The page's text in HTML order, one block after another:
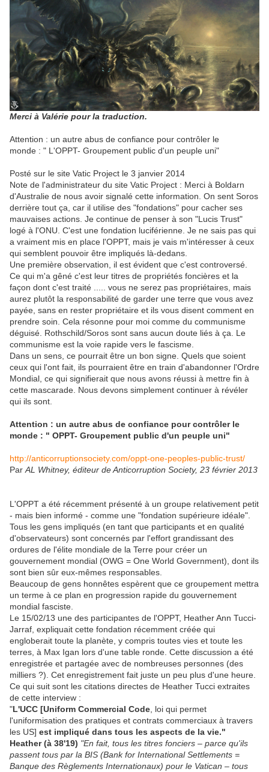
Merci à Valérie pour la traduction.
Attention : un autre abus de confiance pour contrôler le
monde : " L'OPPT- Groupement public d'un peuple uni"
Posté sur le site Vatic Project le 3 janvier 2014
Note de l'administrateur du site Vatic Project : Merci à Boldarn
d'Australie de nous avoir signalé cette information. On sent Soros
derrière tout ça, car il utilise des "fondations" pour cacher ses
mauvaises actions. Je continue de penser à son "Lucis Trust"
logé à l'ONU. C'est une fondation luciférienne. Je ne sais pas qui
a vraiment mis en place l'OPPT, mais je vais m'intéresser à ceux
qui semblent pouvoir être impliqués là-dedans.
Une première observation, il est évident que c'est controversé.
Ce qui m'a gêné c'est leur titres de propriétés foncières et la
façon dont c'est traité ..... vous ne serez pas propriétaires, mais
aurez plutôt la responsabilité de garder une terre que vous avez
payée, sans en rester propriétaire et ils vous disent comment en
prendre soin. Cela résonne pour moi comme du communisme
déguisé. Rothschild/Soros sont sans aucun doute liés à ça. Le
communisme est la voie rapide vers le fascisme.
Dans un sens, ce pourrait être un bon signe. Quels que soient
ceux qui l'ont fait, ils pourraient être en train d'abandonner l'Ordre
Mondial, ce qui signifierait que nous avons réussi à mettre fin à
cette mascarade. Nous devons simplement continuer à révéler
qui ils sont.
Attention : un autre abus de confiance pour contrôler le
monde : " OPPT- Groupement public d'un peuple uni"
http://anticorruptionsociety.com/oppt-one-peoples-public-trust/
ParAL Whitney, éditeur de Anticorruption Society, 23 février 2013
L'OPPT a été récemment présenté à un groupe relativement petit
- mais bien informé - comme une "fondation supérieure idéale".
Tous les gens impliqués (en tant que participants et en qualité
d'observateurs) sont concernés par l'effort grandissant des
ordures de l'élite mondiale de la Terre pour créer un
gouvernement mondial (OWG = One World Government), dont ils
sont bien sûr eux-mêmes responsables.
Beaucoup de gens honnêtes espèrent que ce groupement mettra
un terme à ce plan en progression rapide du gouvernement
mondial fasciste.
Le 15/02/13 une des participantes de l'OPPT, Heather Ann Tucci-
Jarraf, expliquait cette fondation récemment créée qui
engloberait toute la planète, y compris toutes vies et toute les
terres, à Max Igan lors d'une table ronde. Cette discussion a été
enregistrée et partagée avec de nombreuses personnes (des
milliers ?). Cet enregistrement fait juste un peu plus d'une heure.
Ce qui suit sont les citations directes de Heather Tucci extraites
de cette interview :
"L'UCC [Uniform Commercial Code, loi qui permet
l'uniformisation des pratiques et contrats commerciaux à travers
les US] est impliqué dans tous les aspects de la vie."
Heather (à 38'19) "En fait, tous les titres fonciers – parce qu'ils
passent tous par la BIS (Bank for International Settlements =
Banque des Règlements Internationaux) pour le Vatican – tous